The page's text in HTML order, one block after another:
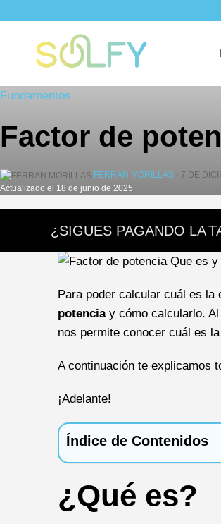
contenido
Solfy
Fundamentos
Factor de
FERRAN MORILLAS · 7 DE
Actualizado el 18 de junio de 2025
¿SIGUES PAGANDO LA
Para poder calcular cuál es la
potenciay cómo calcularlo. Al
nos permite conocer cuál es
A continuación te explicamos
¡Adelante!
Índice de Contenidos
¿Qué es?